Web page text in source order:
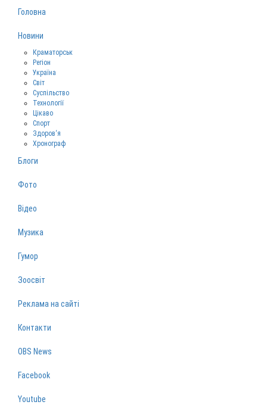
Головна
Новини
Краматорськ
Регіон
Україна
Світ
Суспільство
Технології
Цікаво
Спорт
Здоров‘я
Хронограф
Блоги
Фото
Відео
Музика
Гумор
Зоосвіт
Реклама на сайті
Контакти
OBS News
Facebook
Youtube